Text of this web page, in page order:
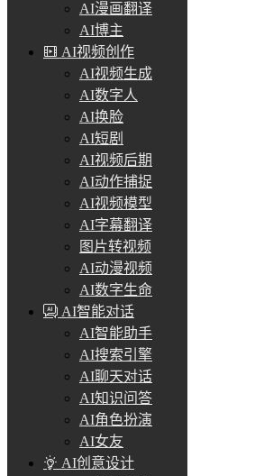
AI漫画翻译
AI博主
AI视频创作
AI视频生成
AI数字人
AI换脸
AI短剧
AI视频后期
AI动作捕捉
AI视频模型
AI字幕翻译
图片转视频
AI动漫视频
AI数字生命
AI智能对话
AI智能助手
AI搜索引擎
AI聊天对话
AI知识问答
AI角色扮演
AI女友
AI创意设计